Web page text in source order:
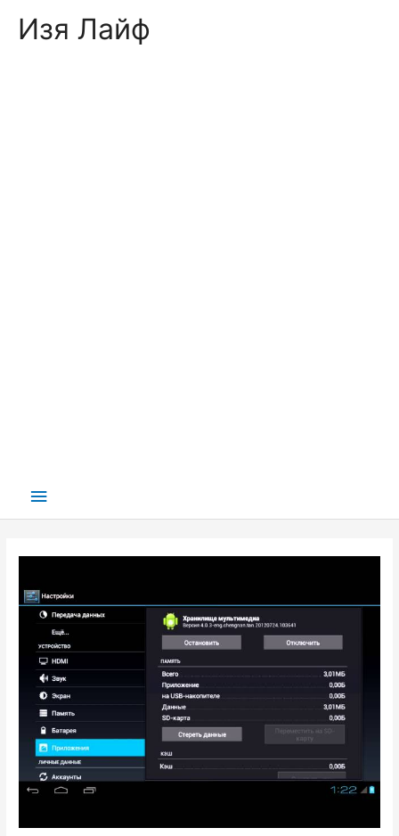
Изя Лайф
Main